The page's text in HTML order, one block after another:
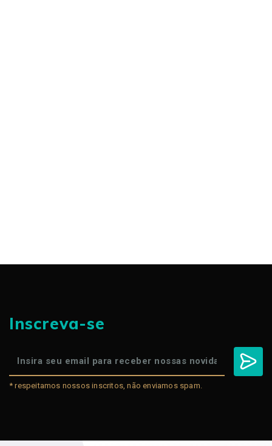
Inscreva-se
* respeitamos nossos inscritos, não enviamos spam.